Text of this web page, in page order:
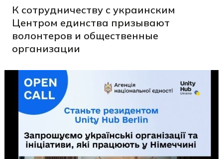
К сотрудничеству с украинским
Центром единства призывают
волонтеров и общественные
организации